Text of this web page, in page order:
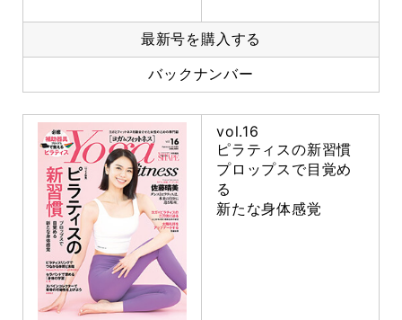
最新号を購入する
バックナンバー
vol.16
ピラティスの新習慣
プロップスで目覚め
る
新たな身体感覚